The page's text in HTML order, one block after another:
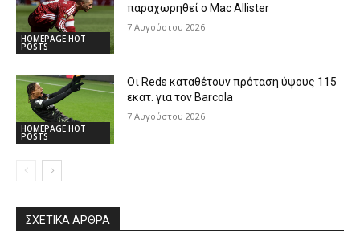
HOMEPAGE HOT
POSTS
παραχωρηθεί ο Mac Allister
7 Αυγούστου 2026
HOMEPAGE HOT
POSTS
Οι Reds καταθέτουν πρόταση ύψους 115
εκατ. για τον Barcola
7 Αυγούστου 2026
ΣΧΕΤΙΚΆ ΆΡΘΡΑ